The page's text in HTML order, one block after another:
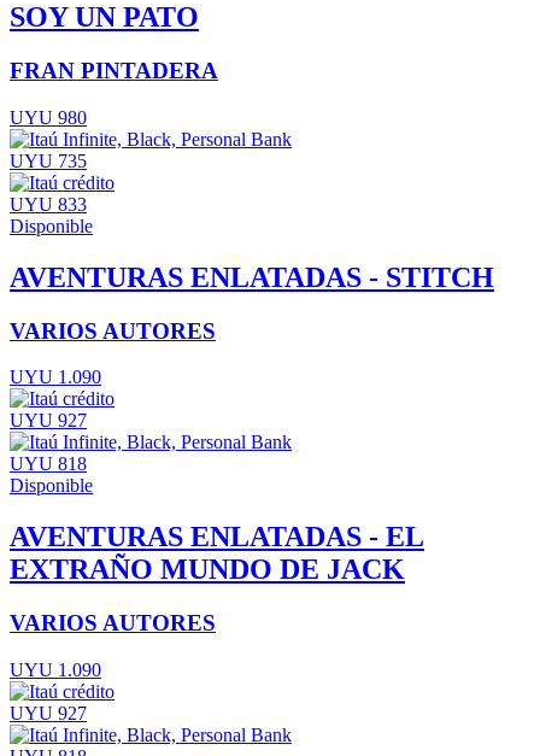
SOY UN PATO
FRAN PINTADERA
UYU 980
UYU 735
UYU 833
Disponible
AVENTURAS ENLATADAS - STITCH
VARIOS AUTORES
UYU 1.090
UYU 927
UYU 818
Disponible
AVENTURAS ENLATADAS - EL
EXTRAÑO MUNDO DE JACK
VARIOS AUTORES
UYU 1.090
UYU 927